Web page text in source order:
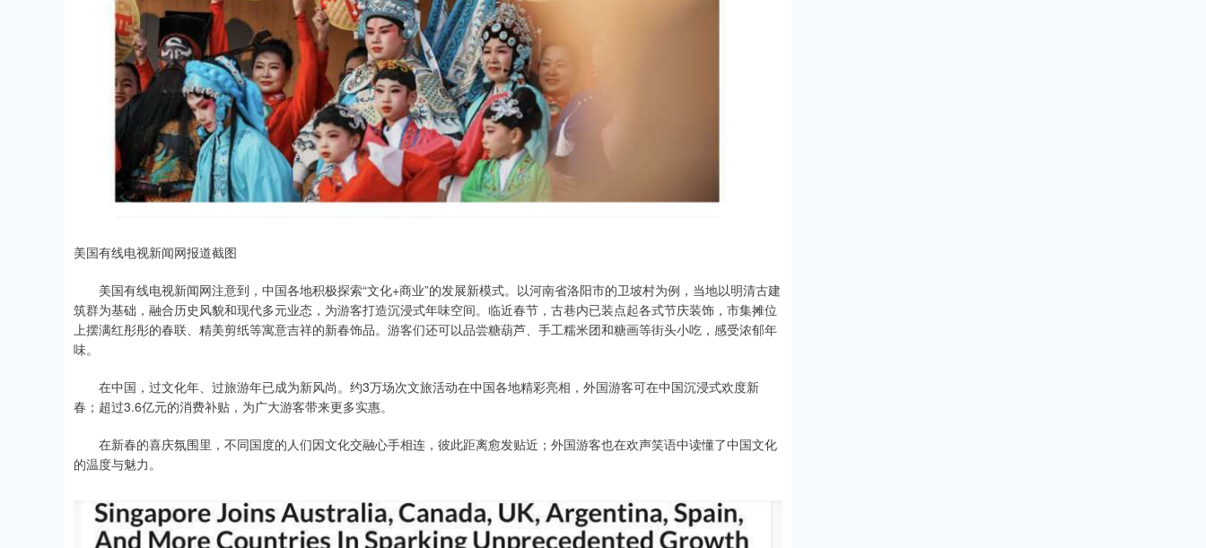
美国有线电视新闻网报道截图
美国有线电视新闻网注意到，中国各地积极探索“文化+商业”的发展新模式。以河南省洛阳市的卫坡村为例，当地以明清古建
筑群为基础，融合历史风貌和现代多元业态，为游客打造沉浸式年味空间。临近春节，古巷内已装点起各式节庆装饰，市集摊位
上摆满红彤彤的春联、精美剪纸等寓意吉祥的新春饰品。游客们还可以品尝糖葫芦、手工糯米团和糖画等街头小吃，感受浓郁年
味。
在中国，过文化年、过旅游年已成为新风尚。约3万场次文旅活动在中国各地精彩亮相，外国游客可在中国沉浸式欢度新
春；超过3.6亿元的消费补贴，为广大游客带来更多实惠。
在新春的喜庆氛围里，不同国度的人们因文化交融心手相连，彼此距离愈发贴近；外国游客也在欢声笑语中读懂了中国文化
的温度与魅力。